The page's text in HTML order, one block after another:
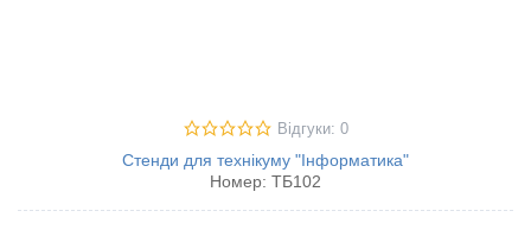
Відгуки: 0
Стенди для технікуму "Інформатика"
Номер: ТБ102